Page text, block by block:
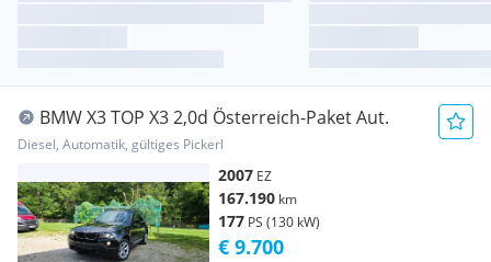
BMW X3 TOP X3 2,0d Österreich-Paket Aut.
Diesel, Automatik, gültiges Pickerl
2007 EZ
167.190 km
177 PS (130 kW)
€ 9.700